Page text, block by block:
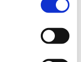
for more